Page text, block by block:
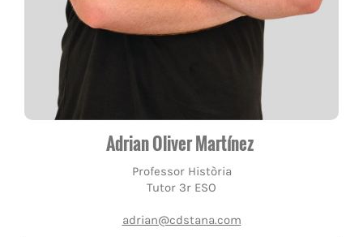
Adrian Oliver Martínez
Professor Història
Tutor 3r ESO
adrian@cdstana.com